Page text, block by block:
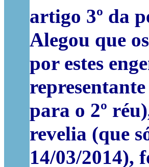
artigo 3º da
Alegou que
por estes
para o 2º
revelia (que
14/03/2014),